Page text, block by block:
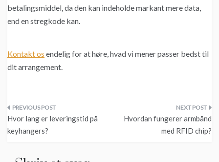
betalingsmiddel, da den kan indeholde markant mere data,
end en stregkode kan.
Kontakt os endelig for at høre, hvad vi mener passer bedst til
dit arrangement.
Indlægsnavigation
Hvor lang er leveringstid på
keyhangers?
Hvordan fungerer armbånd
med RFID chip?